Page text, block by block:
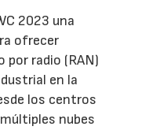
2023 una
ofrecer
por radio (RAN)
en la
los centros
nubes